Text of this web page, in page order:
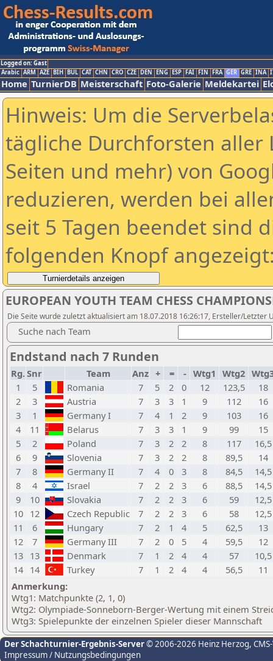
Logged on: Gast
Arabic ARM AZE BIH BUL CAT CHN CRO CZE DEN ENG ESP FAI FIN FRA GER GRE INA
Home TurnierDB Meisterschaft Foto-Galerie Meldekartei
Hinweis: Um die
tägliche Durchforsten aller
Seiten und mehr) von
reduzieren, werden bei
seit 5 Tagen beendet sind
folgenden Knopf
EUROPEAN YOUTH TEAM CHESS
Die Seite wurde zuletzt aktualisiert am 18.07.2018 16:26:17, Ersteller/Letzter
Suche nach Team
Endstand nach 7 Runden
Rg.Snr Team Anz + = - Wtg1 Wtg2
1
5 Romania 7 5 2 0 12 123,5
18
2
3 Austria 7 3 3 1 9 112
16
3
1 Germany I 7 4 1 2 9 103
16
4
11 Belarus 7 3 3 1 9 99
15
5
2 Poland 7 3 2 2 8 117
16,5
6
9 Slovenia 7 3 2 2 8 89,5
14
7
8 Germany II 7 4 0 3 8 84,5
14,5
8
4 Israel 7 2 2 3 6 88,5
14,5
9
10 Slovakia 7 2 2 3 6 59
12,5
10 12 Czech Republic 7 2 2 3 6 58
12,5
11
6 Hungary 7 2 1 4 5 62,5
13
12
7 Germany III 7 2 0 5 4 59,5
12
13 13 Denmark 7 1 2 4 4 57
10,5
14 14 Turkey 7 1 2 4 4 56,5
11
Anmerkung:
Wtg1: Matchpunkte (2, 1, 0)
Wtg2: Olympiade-Sonneborn-Berger-Wertung mit einem
Wtg3: Spielepunkte der einzelnen Spieler dieser Mannschaft
Der Schachturnier-Ergebnis-Server© 2006-2026 Heinz Herzog,
Impressum / Nutzungsbedingungen